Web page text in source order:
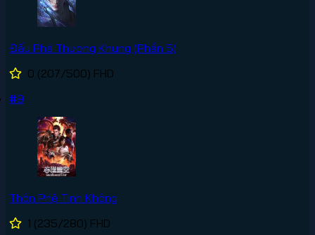
Đấu Phá Thương Khung (Phần 5)
0 (207/500) FHD
#9
Thôn Phệ Tinh Không
1 (235/280) FHD